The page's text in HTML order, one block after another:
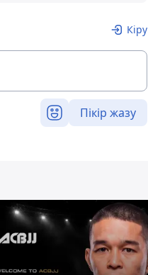
Кіру
Пікір жазу